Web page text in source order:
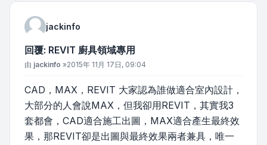
jackinfo
回覆: REVIT 廚具領域專用
文章
由 jackinfo »2015年 11月 17日, 09:04
CAD，MAX，REVIT 大家認為誰做適合室內設計，
大部分的人會說MAX，但我卻用REVIT，其實我3
套都會，CAD適合施工出圖，MAX適合產生最終效
果，那REVIT卻是出圖與最終效果兩者兼具，唯一